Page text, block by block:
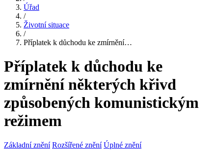
Úřad
/
Životní situace
/
Příplatek k důchodu ke zmírnění…
Příplatek k důchodu ke
zmírnění některých křivd
způsobených komunistickým
režimem
Základní znění Rozšířené znění Úplné znění